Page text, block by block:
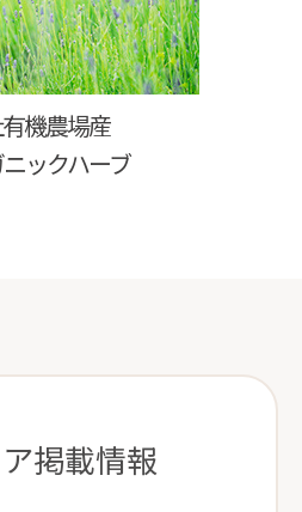
機農場産
ックハーブ
掲載情報